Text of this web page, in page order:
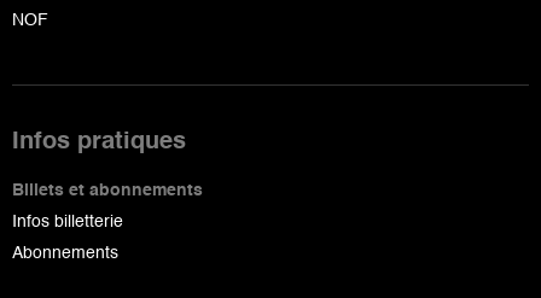
NOF
Infos pratiques
Billets et abonnements
Infos billetterie
Abonnements